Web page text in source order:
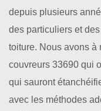
depuis plusieurs
des particuliers et
toiture. Nous avons à
couvreurs 33690 qui
qui sauront
avec les méthodes